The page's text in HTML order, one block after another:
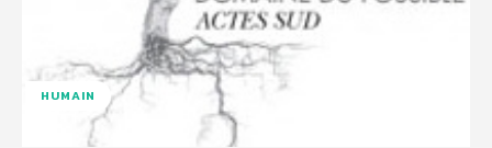
HUMAIN